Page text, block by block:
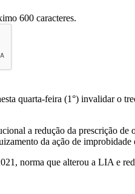
600 caracteres.
quarta-feira (1°) invalidar o
a redução da prescrição
da ação de
norma que alterou a LIA e